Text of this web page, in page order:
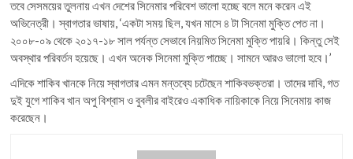
তবে সেসময়ের তুলনায় এখন দেশের সিনেমার পরিবেশ ভালো হচ্ছে বলে মনে করেন এই
অভিনেত্রী। স্বাগতার ভাষায়, ‘একটা সময় ছিল, যখন মাসে ৪ টা সিনেমা মুক্তি পেত না।
২০০৮-০৯ থেকে ২০১৭-১৮ সাল পর্যন্ত সেভাবে নিয়মিত সিনেমা মুক্তি পায়রি। কিন্তু সেই
অবস্থার পরিবর্তন হয়েছে। এখন অনেক সিনেমা মুক্তি পাচ্ছে। সামনে আরও ভালো হবে।’
এদিকে শাকিব খানকে নিয়ে স্বাগতার এমন মন্তব্যে চটেছেন শাকিবভক্তরা। তাদের দাবি, গত
দুই যুগে শাকিব খান অপু বিশ্বাস ও বুবলীর বাইরেও একাধিক নায়িকাকে নিয়ে সিনেমায় কাজ
করেছেন।